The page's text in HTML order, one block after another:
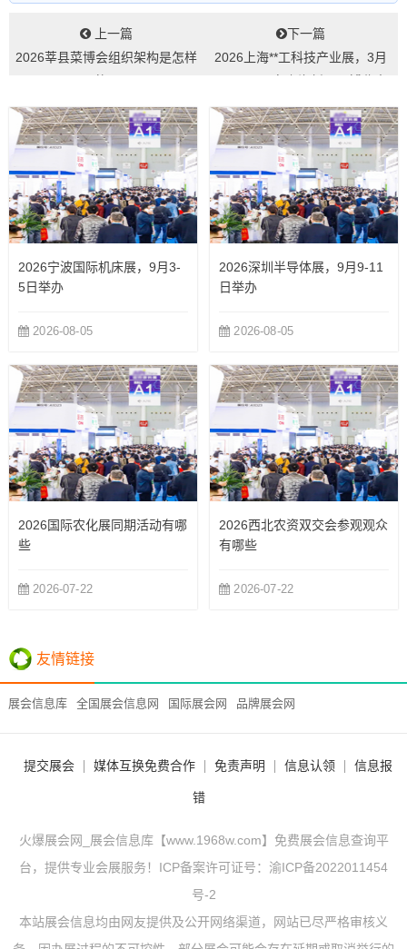
上一篇
2026莘县菜博会组织架构是怎样
下一篇
2026上海**工科技产业展，3月
心...
2026宁波国际机床展，9月3-
5日举办
2026-08-05
2026深圳半导体展，9月9-11
日举办
2026-08-05
2026国际农化展同期活动有哪
些
2026-07-22
2026西北农资双交会参观观众
有哪些
2026-07-22
友情链接
展会信息库 全国展会信息网 国际展会网 品牌展会网
提交展会 媒体互换免费合作 免责声明 信息认领 信息报
错
火爆展会网_展会信息库【www.1968w.com】免费展会信息查询平
台，提供专业会展服务！ICP备案许可证号： 渝ICP备2022011454
号-2
本站展会信息均由网友提供及公开网络渠道，网站已尽严格审核义